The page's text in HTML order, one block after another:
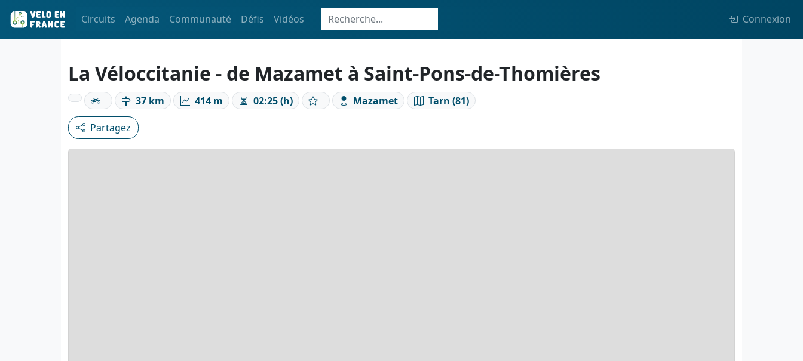
Circuits Agenda Communauté Défis Vidéos Connexion
La Véloccitanie - de Mazamet à Saint-Pons-de-Thomières
37 km 414 m 02:25 (h) Mazamet Tarn (81)
Partagez